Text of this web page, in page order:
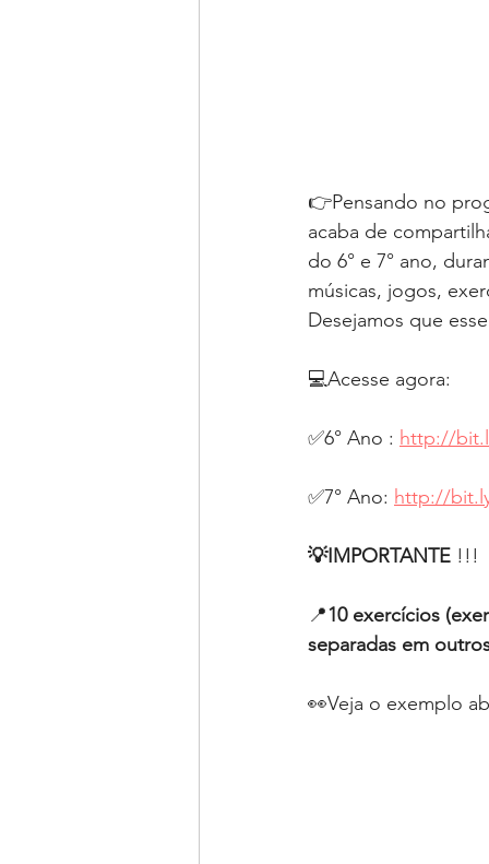
👉Pensando no
acaba de
do 6° e 7° ano,
músicas, jogos,
Desejamos que
💻Acesse agora:
✅6° Ano : http://
✅7° Ano: http://
💡IMPORTANTE !!!
📍10 exercícios
separadas em
👀Veja o exemplo